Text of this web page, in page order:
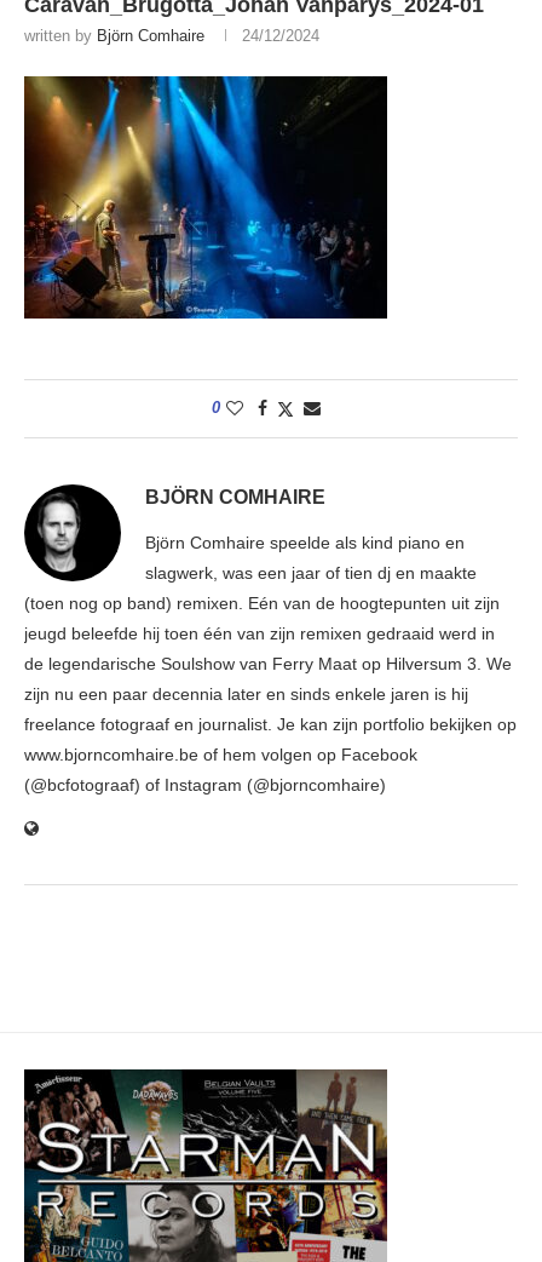
Caravan_Brugotta_Johan Vanparys_2024-01
written by Björn Comhaire 24/12/2024
0
BJÖRN COMHAIRE
Björn Comhaire speelde als kind piano en
slagwerk, was een jaar of tien dj en maakte
(toen nog op band) remixen. Eén van de hoogtepunten uit zijn
jeugd beleefde hij toen één van zijn remixen gedraaid werd in
de legendarische Soulshow van Ferry Maat op Hilversum 3. We
zijn nu een paar decennia later en sinds enkele jaren is hij
freelance fotograaf en journalist. Je kan zijn portfolio bekijken op
www.bjorncomhaire.be of hem volgen op Facebook
(@bcfotograaf) of Instagram (@bjorncomhaire)